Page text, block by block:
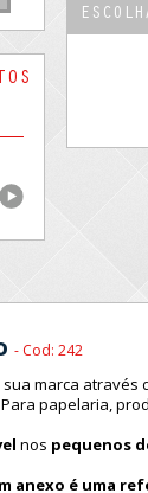
- Cod: 242
marca através
Para papelaria,
nos pequenos
anexo é uma